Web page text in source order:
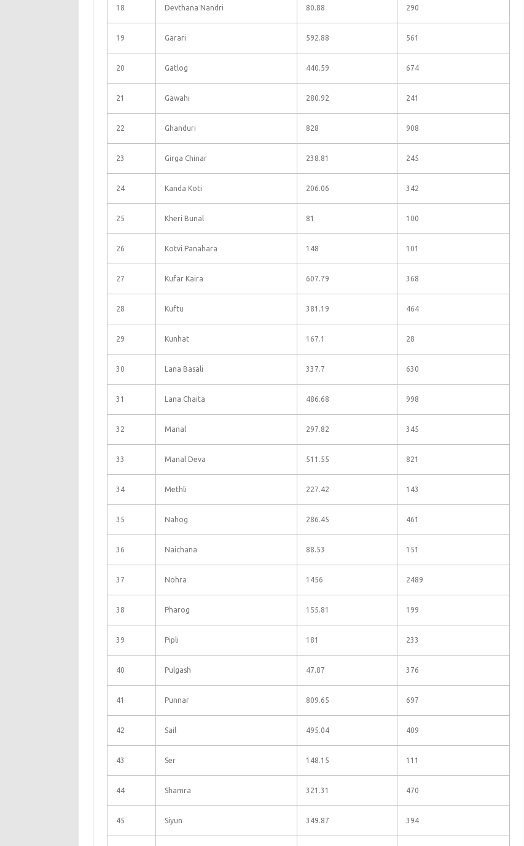
18 Devthana Nandri 80.88 290
19 Garari 592.88 561
20 Gatlog 440.59 674
21 Gawahi 280.92 241
22 Ghanduri 828 908
23 Girga Chinar 238.81 245
24 Kanda Koti 206.06 342
25 Kheri Bunal 81 100
26 Kotvi Panahara 148 101
27 Kufar Kaira 607.79 368
28 Kuftu 381.19 464
29 Kunhat 167.1 28
30 Lana Basali 337.7 630
31 Lana Chaita 486.68 998
32 Manal 297.82 345
33 Manal Deva 511.55 821
34 Methli 227.42 143
35 Nahog 286.45 461
36 Naichana 88.53 151
37 Nohra 1456 2489
38 Pharog 155.81 199
39 Pipli 181 233
40 Pulgash 47.87 376
41 Punnar 809.65 697
42 Sail 495.04 409
43 Ser 148.15 111
44 Shamra 321.31 470
45 Siyun 349.87 394